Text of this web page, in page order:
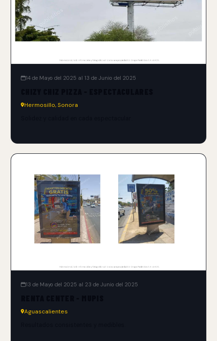
14 de Mayo del 2025 al 13 de Junio del 2025
Hermosillo, Sonora
13 de Mayo del 2025 al 23 de Junio del 2025
Aguascalientes